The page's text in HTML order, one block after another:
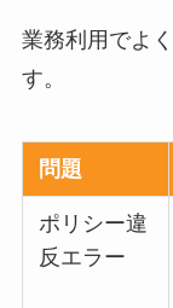
業務利用でよ
す。
問題
ポリシー違
反エラー